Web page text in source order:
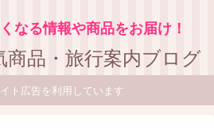
なる情報や商品をお届け！
商品・旅行案内ブログ
ト広告を利用しています